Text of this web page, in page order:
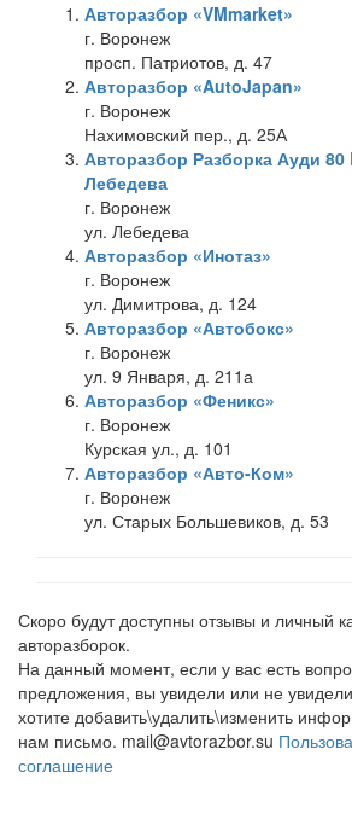
Авторазбор «VMmarket»
г. Воронеж
просп. Патриотов, д. 47
Авторазбор «AutoJapan»
г. Воронеж
Нахимовский пер., д. 25А
Авторазбор Разборка Ауди 80
Лебедева
г. Воронеж
ул. Лебедева
Авторазбор «Инотаз»
г. Воронеж
ул. Димитрова, д. 124
Авторазбор «Автобокс»
г. Воронеж
ул. 9 Января, д. 211а
Авторазбор «Феникс»
г. Воронеж
Курская ул., д. 101
Авторазбор «Авто-Ком»
г. Воронеж
ул. Старых Большевиков, д. 53
Скоро будут доступны отзывы и личный
авторазборок.
На данный момент, если у вас есть
предложения, вы увидели или не
хотите добавить\удалить\изменить
нам письмо. mail@avtorazbor.su
соглашение